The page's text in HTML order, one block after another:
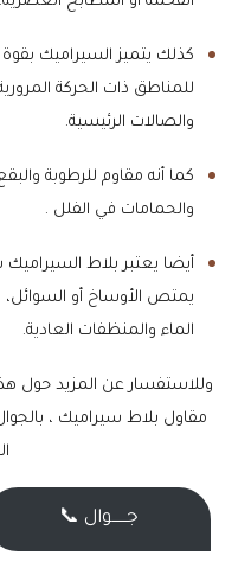
​كذلك يتميز السيراميك بقوة
للمناطق ذات الحركة
والصالات الرئيسية.
كما أنه مقاوم للرطوبة
والحمامات في الفلل .
​أيضا يعتبر بلاط
يمتص الأوساخ أو
الماء والمنظفات العادية.
وللاستفسار عن المزيد حول
مقاول بلاط سيراميك ،
جــــــوال 📞